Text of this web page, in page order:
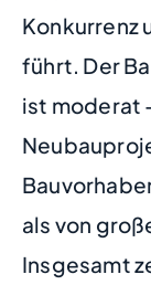
Konkurrenz
führt. Der
ist moderat
als von
Insgesamt